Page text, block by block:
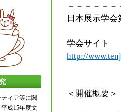
ィア等に関
成15年度文
－－－－－
日本展示学
学会サイト
http://
＜開催概要＞